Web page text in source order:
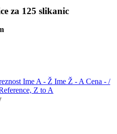
za 125 slikanic
Ime A - Ž Ime Ž - A Cena - /
Z to A